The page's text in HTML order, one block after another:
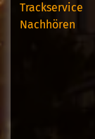
Trackservice
Nachhören